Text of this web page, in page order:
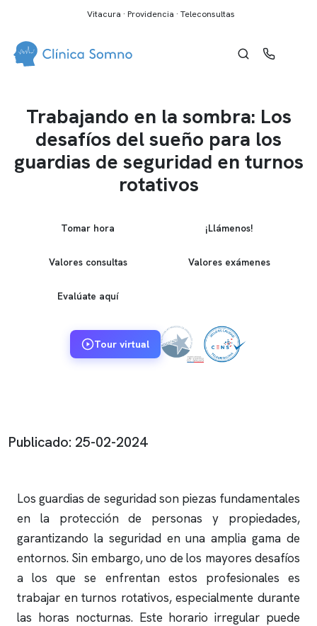
Vitacura · Providencia · Teleconsultas
Trabajando en la sombra: Los
desafíos del sueño para los
guardias de seguridad en turnos
rotativos
Tomar hora ¡Llámenos!
Valores consultas Valores exámenes
Evalúate aquí
Tour virtual
Publicado: 25-02-2024
Los guardias de seguridad son piezas fundamentales
en la protección de personas y propiedades,
garantizando la seguridad en una amplia gama de
entornos. Sin embargo, uno de los mayores desafíos
a los que se enfrentan estos profesionales es
trabajar en turnos rotativos, especialmente durante
las horas nocturnas. Este horario irregular puede